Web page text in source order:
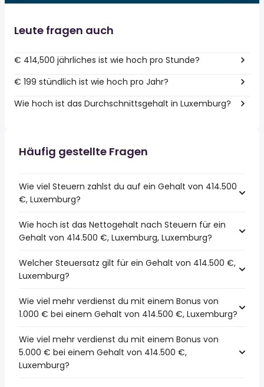
Leute fragen auch
€ 414,500 jährliches ist wie hoch pro Stunde?
€ 199 stündlich ist wie hoch pro Jahr?
Wie hoch ist das Durchschnittsgehalt in Luxemburg?
Häufig gestellte Fragen
Wie viel Steuern zahlst du auf ein Gehalt von 414.500
€, Luxemburg?
Wie hoch ist das Nettogehalt nach Steuern für ein
Gehalt von 414.500 €, Luxemburg, Luxemburg?
Welcher Steuersatz gilt für ein Gehalt von 414.500 €,
Luxemburg?
Wie viel mehr verdienst du mit einem Bonus von
1.000 € bei einem Gehalt von 414.500 €, Luxemburg?
Wie viel mehr verdienst du mit einem Bonus von
5.000 € bei einem Gehalt von 414.500 €,
Luxemburg?